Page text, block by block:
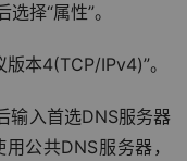
择“属性”。
本4(TCP/IPv4)”。
输入首选DNS服务器
公共DNS服务器，